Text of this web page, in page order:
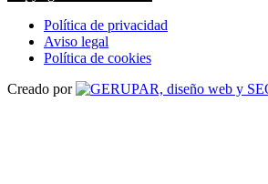
Política de privacidad
Aviso legal
Política de cookies
Creado por